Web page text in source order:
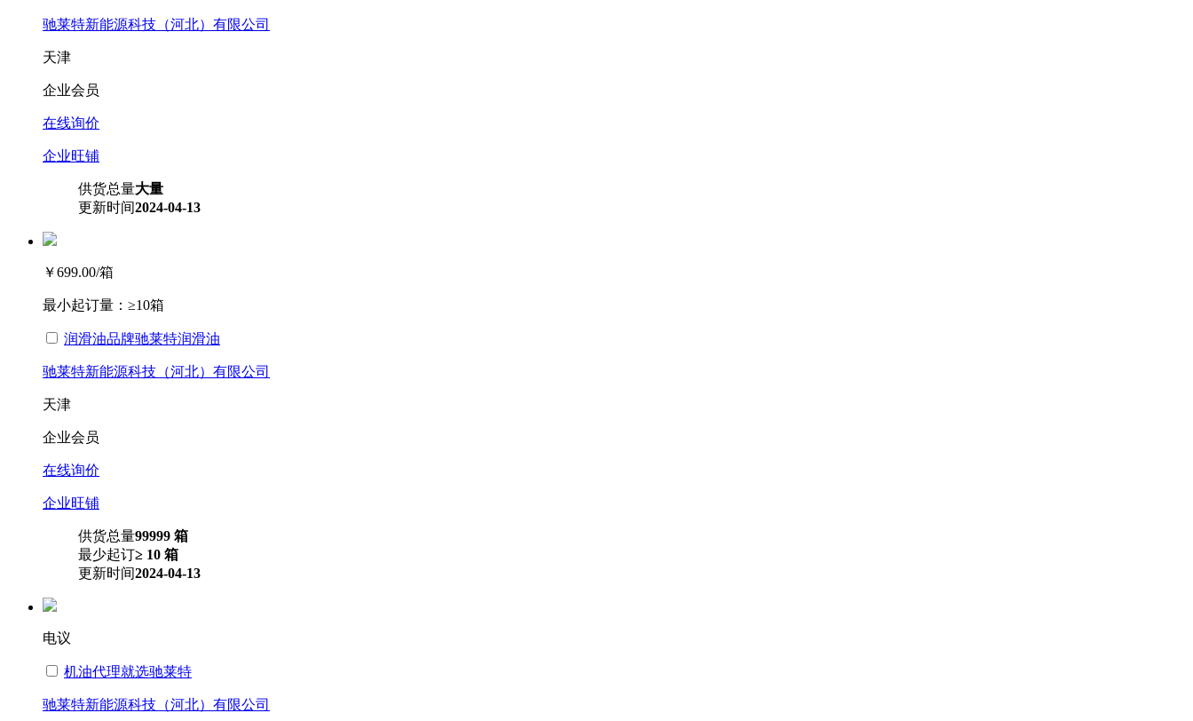
驰莱特新能源科技（河北）有限公司
天津
企业会员
在线询价
企业旺铺
供货总量大量
更新时间2024-04-13
￥699.00/箱
最小起订量： ≥10箱
润滑油品牌驰莱特润滑油
驰莱特新能源科技（河北）有限公司
天津
企业会员
在线询价
企业旺铺
供货总量99999 箱
最少起订≥ 10 箱
更新时间2024-04-13
电议
机油代理就选驰莱特
驰莱特新能源科技（河北）有限公司